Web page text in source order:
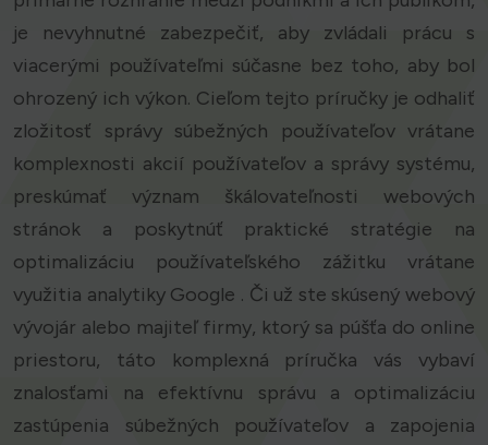
je nevyhnutné zabezpečiť, aby zvládali prácu s
viacerými používateľmi súčasne bez toho, aby bol
ohrozený ich výkon. Cieľom tejto príručky je odhaliť
zložitosť správy súbežných používateľov vrátane
komplexnosti akcií používateľov a správy systému,
preskúmať význam škálovateľnosti webových
stránok a poskytnúť praktické stratégie na
optimalizáciu používateľského zážitku vrátane
využitia analytiky Google . Či už ste skúsený webový
vývojár alebo majiteľ firmy, ktorý sa púšťa do online
priestoru, táto komplexná príručka vás vybaví
znalosťami na efektívnu správu a optimalizáciu
zastúpenia súbežných používateľov a zapojenia